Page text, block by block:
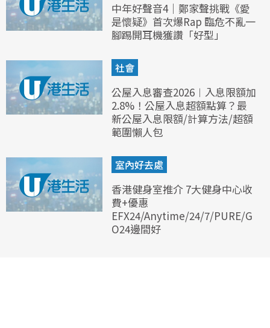
中年好聲音4｜鄭家聲挑戰《愛
是懷疑》首次爆Rap 臨危不亂一
腳踢開耳機獲讚「好型」
社會
公屋入息審查2026︱入息限額加
2.8%！公屋入息超額點算？最
新公屋入息限額/計算方法/超額
範圍懶人包
室內好去處
香港健身室推介 7大健身中心收
費+優惠
EFX24/Anytime/24/7/PURE/G
O24邊間好